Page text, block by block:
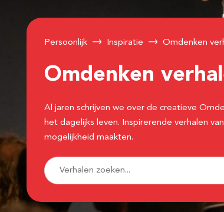
Persoonlijk Inspiratie Omdenken
Omdenken
Al jaren schrijven we over de creatieve
het dagelijks leven. Inspirerende verhalen
mogelijkheid maakten.